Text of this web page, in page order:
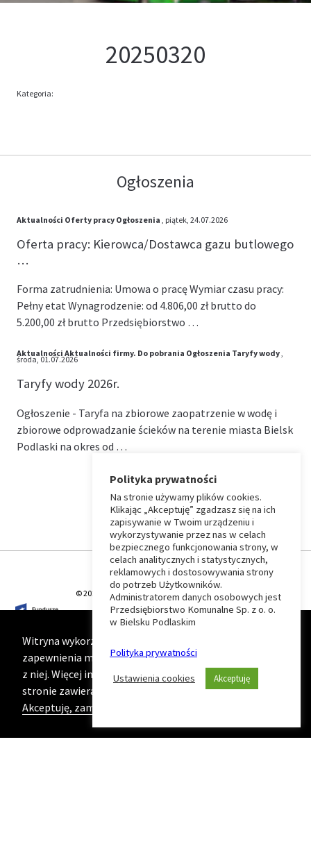
20250320
Kategoria:
Ogłoszenia
Aktualności Oferty pracy Ogłoszenia , piątek, 24.07.2026
Oferta pracy: Kierowca/Dostawca gazu butlowego
…
Forma zatrudnienia: Umowa o pracę Wymiar czasu pracy:
Pełny etat Wynagrodzenie: od 4.806,00 zł brutto do
5.200,00 zł brutto Przedsiębiorstwo …
Aktualności Aktualności firmy. Do pobrania Ogłoszenia Taryfy wody,
środa, 01.07.2026
Taryfy wody 2026r.
Ogłoszenie - Taryfa na zbiorowe zaopatrzenie w wodę i
zbiorowe odprowadzanie ścieków na terenie miasta Bielsk
Podlaski na okres od …
⏶
Wróć
do
początku
strony
© 2026 T-Matic Grupa Computer Plus Sp. z o.o.
Witryna wykorzystuje ciasteczka (cookies) w celu
zapewnienia maksymalnej wygody podczas korzystania
z niej. Więcej informacji na ten temat znajduje się na
stronie zawierającej naszą
Politykę prywatności
Akceptuję, zamknij komunikat
Polityka prywatności
Na stronie używamy plików cookies.
Klikając „Akceptuję” zgadzasz się na ich
zapisywanie w Twoim urządzeniu i
wykorzystywanie przez nas w celach
bezpiecznego funkcjonowania strony, w
celach analitycznych i statystycznych,
reklamowych i dostosowywania strony
do potrzeb Użytkowników.
Administratorem danych osobowych jest
Przedsiębiorstwo Komunalne Sp. z o. o.
w Bielsku Podlaskim
Polityka prywatności
Ustawienia cookies Akceptuję